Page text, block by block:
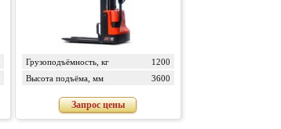
Грузоподъёмность, кг
1200
Высота подъёма, мм
3600
Запрос цены